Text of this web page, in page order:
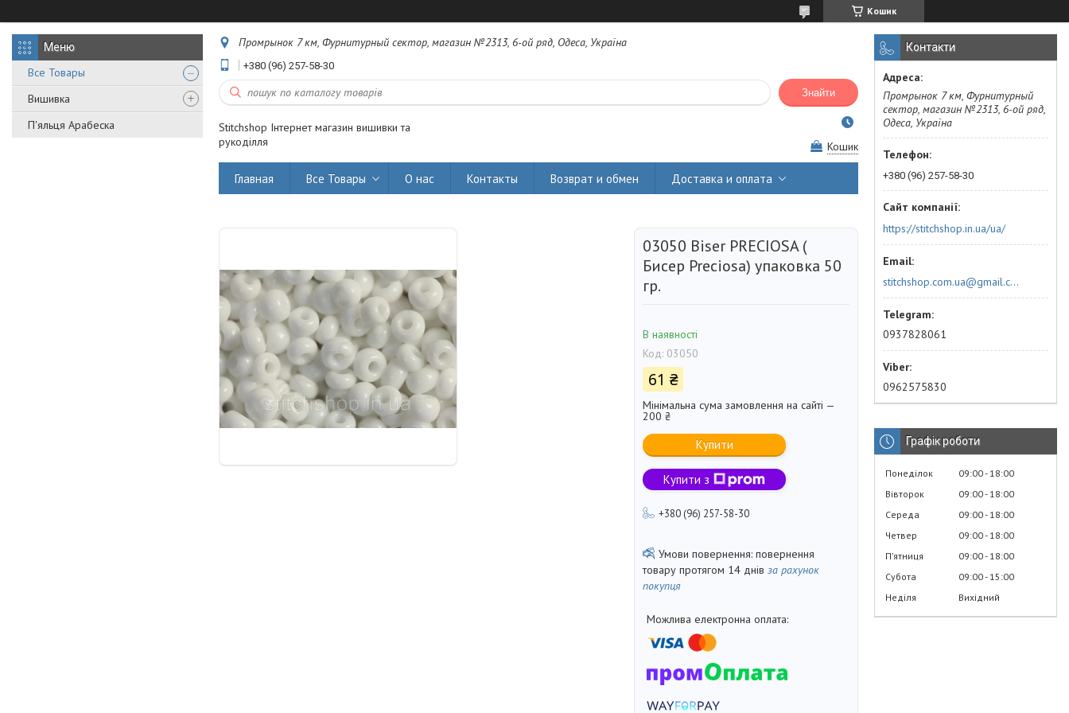
Кошик
Все Товары
Вишивка
П'яльця Арабеска
Промрынок 7 км, Фурнитурный сектор, магазин №2313, 6-ой ряд, Одеса, Україна
+380 (96) 257-58-30
Знайти
Stitchshop Інтернет магазин вишивки та
рукоділля
Кошик
Главная Все Товары О нас Контакты Возврат и обмен Доставка и оплата
03050 Biser PRECIOSA (
Бисер Preciosa) упаковка 50
гр.
В наявності
Код: 03050
61 ₴
Мінімальна сума замовлення на сайті —
200 ₴
Купити
Купити з
+380 (96) 257-58-30
повернення
товару протягом 14 днів за рахунок
покупця
Контакти
Промрынок 7 км, Фурнитурный
сектор, магазин №2313, 6-ой ряд,
Одеса, Україна
+380 (96) 257-58-30
https://stitchshop.in.ua/ua/
stitchshop.com.ua@gmail.com
0937828061
0962575830
Графік роботи
Понеділок 09:00 18:00
Вівторок
09:00 18:00
Середа
09:00 18:00
Четвер
09:00 18:00
Пʼятниця
09:00 18:00
Субота
09:00 15:00
Неділя
Вихідний